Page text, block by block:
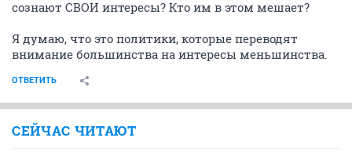
сознают СВОИ интересы? Кто им в этом мешает?
Я думаю, что это политики, которые переводят
внимание большинства на интересы меньшинства.
ОТВЕТИТЬ
СЕЙЧАС ЧИТАЮТ